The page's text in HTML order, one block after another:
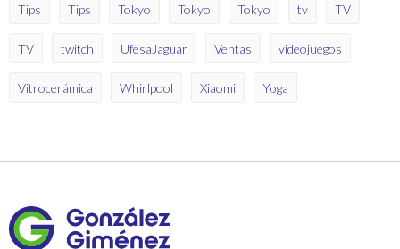
Tips Tips Tokyo Tokyo Tokyo tv TV
TV twitch UfesaJaguar Ventas videojuegos
Vitrocerámica Whirlpool Xiaomi Yoga